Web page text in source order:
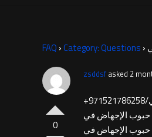
FAQ ›Category: Questions ›
0
zsddsf asked 2
+971521786258حبوب إجهاض آمنة في دبي ⚡+971521553488💊 أبوظبي – ميفيبريستون وميزوبروستول في+971521553488 العين/الفجيرة/عجمان/ديرة ⚡، سايتوتك متوفر في دبي/
حبوب الإجهاض في
شراء حبوب الإجهاض في